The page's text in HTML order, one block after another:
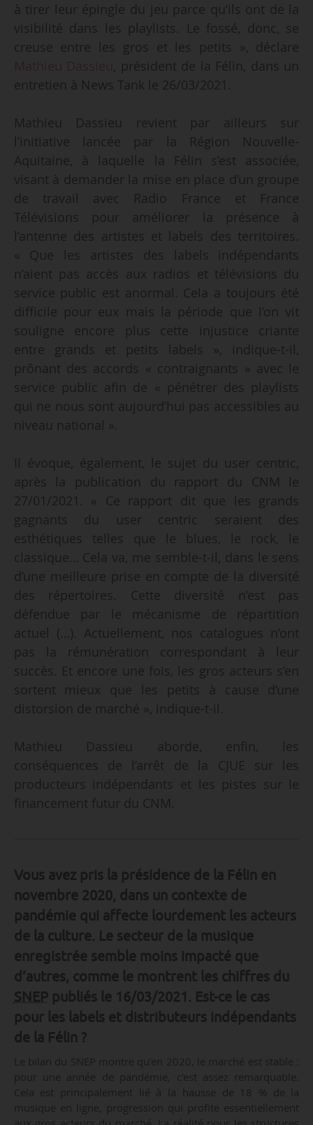
à tirer leur épingle du jeu parce qu’ils ont de la
visibilité dans les playlists. Le fossé, donc, se
creuse entre les gros et les petits », déclare
, président de la Félin, dans un
entretien à News Tank le 26/03/2021.
Mathieu Dassieu revient par ailleurs sur
l’initiative lancée par la Région Nouvelle-
Aquitaine, à laquelle la Félin s’est associée,
visant à demander la mise en place d’un groupe
de travail avec Radio France et France
Télévisions pour améliorer la présence à
l’antenne des artistes et labels des territoires.
« Que les artistes des labels indépendants
n’aient pas accès aux radios et télévisions du
service public est anormal. Cela a toujours été
difficile pour eux mais la période que l’on vit
souligne encore plus cette injustice criante
entre grands et petits labels », indique-t-il,
prônant des accords « contraignants » avec le
service public afin de « pénétrer des playlists
qui ne nous sont aujourd’hui pas accessibles au
niveau national ».
Il évoque, également, le sujet du user centric,
après la publication du rapport du CNM le
27/01/2021. « Ce rapport dit que les grands
gagnants du user centric seraient des
esthétiques telles que le blues, le rock, le
classique… Cela va, me semble-t-il, dans le sens
d’une meilleure prise en compte de la diversité
des répertoires. Cette diversité n’est pas
défendue par le mécanisme de répartition
actuel (…). Actuellement, nos catalogues n’ont
pas la rémunération correspondant à leur
succès. Et encore une fois, les gros acteurs s’en
sortent mieux que les petits à cause d’une
distorsion de marché », indique-t-il.
Mathieu Dassieu aborde, enfin, les
conséquences de l’arrêt de la CJUE sur les
producteurs indépendants et les pistes sur le
financement futur du CNM.
Vous avez pris la présidence de la Félin en
novembre 2020, dans un contexte de
pandémie qui affecte lourdement les acteurs
de la culture. Le secteur de la musique
enregistrée semble moins impacté que
d’autres, comme le montrent les chiffres du
SNEPpubliés le 16/03/2021. Est-ce le cas
pour les labels et distributeurs indépendants
de la Félin ?
Le bilan du SNEP montre qu’en 2020, le marché est stable :
pour une année de pandémie, c’est assez remarquable.
Cela est principalement lié à la hausse de 18 % de la
musique en ligne, progression qui profite essentiellement